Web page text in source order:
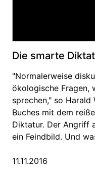
Die smarte
"Normalerweise
ökologische Fragen,
sprechen," so Harald
Buches mit dem
Diktatur. Der Angriff
ein Feindbild. Und
11.11.2016